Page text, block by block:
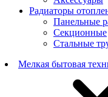
Радиаторы
Панельные
Секционные
Стальные
Мелкая бытовая